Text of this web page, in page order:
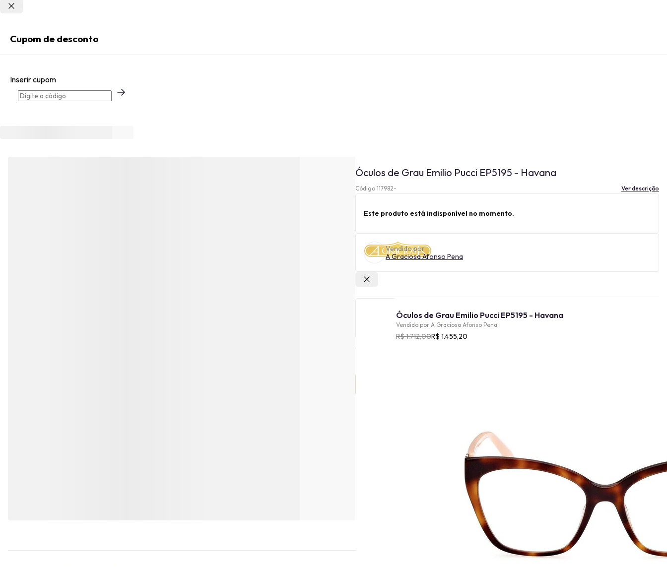
Esqueci minha senha
Acessar com senha temporária
Cupom de desconto
Inserir cupom
Óculos de Grau Emilio Pucci EP5195 - Havana
Código 117982- Ver descrição
Este produto está indisponível no momento.
Vendido por
A Graciosa Afonso Pena
Óculos de Grau Emilio Pucci EP5195 - Havana
Vendido por A Graciosa Afonso Pena
R$ 1.712,00R$ 1.455,20